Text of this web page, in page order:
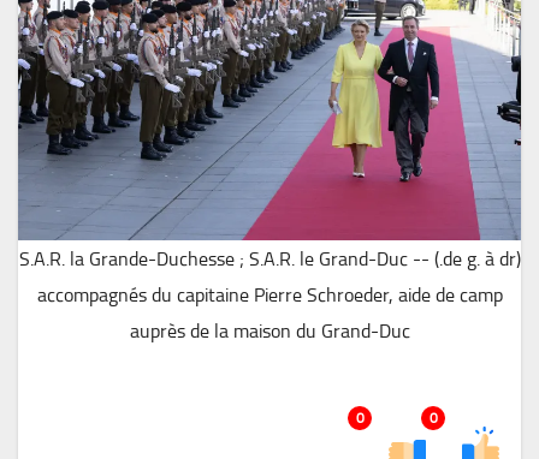
(de g. à dr.) S.A.R. la Grande-Duchesse ; S.A.R. le Grand-Duc --
accompagnés du capitaine Pierre Schroeder, aide de camp
auprès de la maison du Grand-Duc
0
0